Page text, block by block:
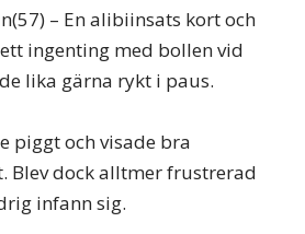
– En alibiinsats kort och
ingenting med bollen vid
lika gärna rykt i paus.
piggt och visade bra
Blev dock alltmer frustrerad
infann sig.